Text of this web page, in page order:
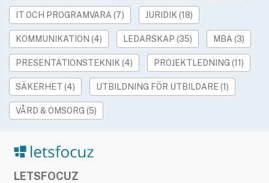
Hållbarhet
Podcast »
Event »
Våra övriga sajter
Utbildning
Rekryteringsguiden
IT OCH PROGRAMVARA (7) JURIDIK (18)
KOMMUNIKATION (4) LEDARSKAP (35) MBA (3)
PRESENTATIONSTEKNIK (4) PROJEKTLEDNING (11)
SÄKERHET (4) UTBILDNING FÖR UTBILDARE (1)
VÅRD & OMSORG (5)
LETSFOCUZ